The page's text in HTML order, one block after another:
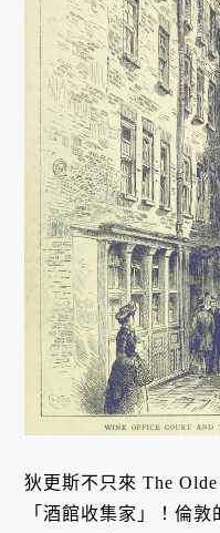
狄更斯不只來 The
「酒館收集家」！倫敦